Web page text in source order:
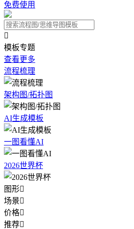
免费使用

模板专题
查看更多
流程梳理
架构图/拓扑图
AI生成模板
一图看懂AI
2026世界杯
图形
场景
价格
推荐